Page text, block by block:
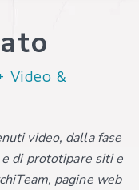
Video &
video, dalla fase
di prototipare siti e
pagine web